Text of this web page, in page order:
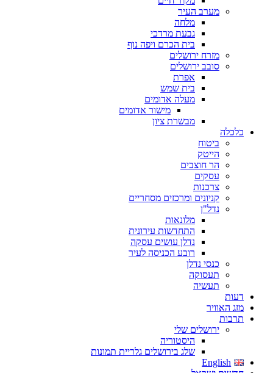
מערב העיר
מלחה
גבעת מרדכי
בית הכרם ויפה נוף
מזרח ירושלים
סובב ירושלים
אפרת
בית שמש
מעלה אדומים
מישור אדומים
מבשרת ציון
כלכלה
ביטוח
הייטק
הר חוצבים
עסקים
צרכנות
קניונים ומרכזים מסחריים
נדל"ן
מלונאות
התחדשות עירונית
נדלן עושים עסקה
רובע הכניסה לעיר
כנסי נדלן
תעסוקה
תעשיה
דעות
מזג האוויר
תרבות
ירושלים שלי
היסטוריה
שלג בירושלים גלריית תמונות
English